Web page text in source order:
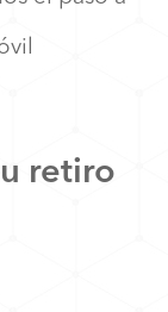
retiro